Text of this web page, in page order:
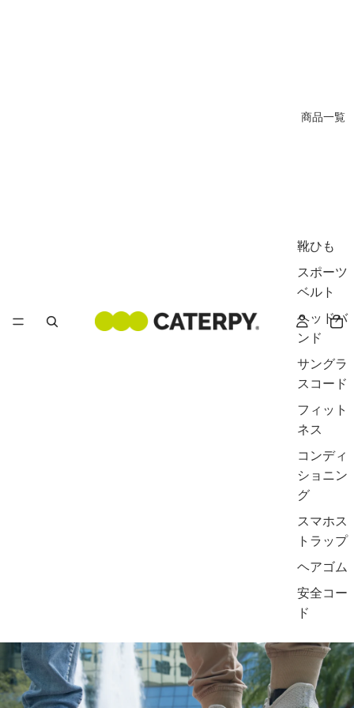
商品一覧
靴ひも
スポーツ
ベルト
ヘッドバ
ンド
サングラ
スコード
フィット
ネス
コンディ
ショニン
グ
スマホス
トラップ
ヘアゴム
安全コー
ド